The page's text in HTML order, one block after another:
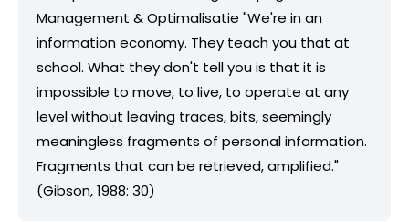
Management & Optimalisatie "We're in an
information economy. They teach you that at
school. What they don't tell you is that it is
impossible to move, to live, to operate at any
level without leaving traces, bits, seemingly
meaningless fragments of personal information.
Fragments that can be retrieved, amplified."
(Gibson, 1988: 30)